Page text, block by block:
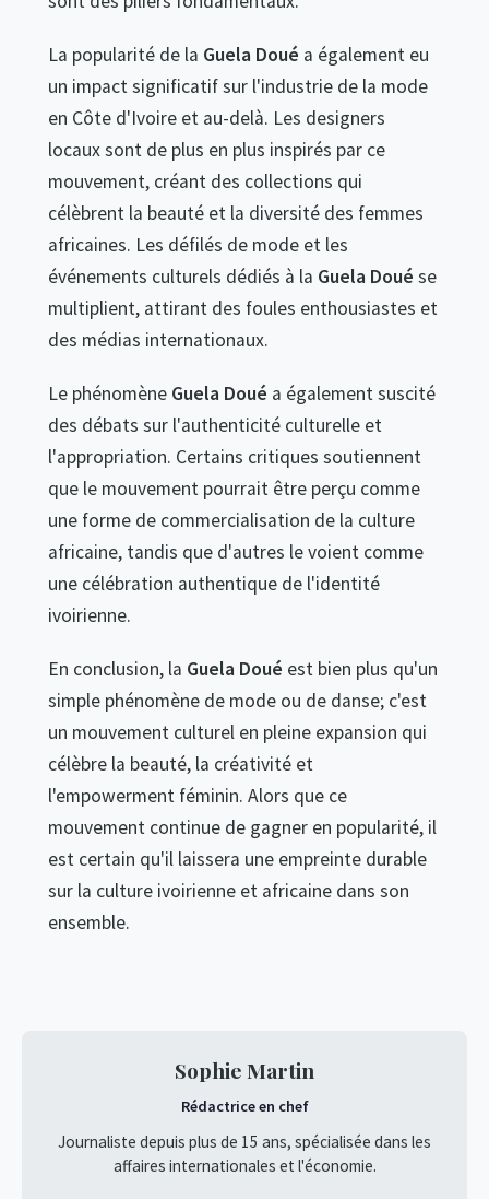
La popularité de la Guela Doué a également eu
un impact significatif sur l'industrie de la mode
en Côte d'Ivoire et au-delà. Les designers
locaux sont de plus en plus inspirés par ce
mouvement, créant des collections qui
célèbrent la beauté et la diversité des femmes
africaines. Les défilés de mode et les
événements culturels dédiés à la Guela Doué se
multiplient, attirant des foules enthousiastes et
des médias internationaux.
Le phénomène Guela Doué a également suscité
des débats sur l'authenticité culturelle et
l'appropriation. Certains critiques soutiennent
que le mouvement pourrait être perçu comme
une forme de commercialisation de la culture
africaine, tandis que d'autres le voient comme
une célébration authentique de l'identité
ivoirienne.
En conclusion, la Guela Doué est bien plus qu'un
simple phénomène de mode ou de danse; c'est
un mouvement culturel en pleine expansion qui
célèbre la beauté, la créativité et
l'empowerment féminin. Alors que ce
mouvement continue de gagner en popularité, il
est certain qu'il laissera une empreinte durable
sur la culture ivoirienne et africaine dans son
ensemble.
Sophie Martin
Rédactrice en chef
Journaliste depuis plus de 15 ans, spécialisée dans les
affaires internationales et l'économie.